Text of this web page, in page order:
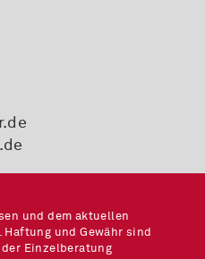
und dem aktuellen
und Gewähr sind
Einzelberatung